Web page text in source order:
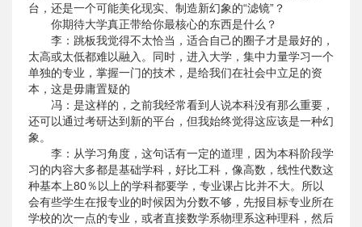
台，还是一个可能美化现实、制造新幻象的“滤镜”？
你期待大学真正带给你最核心的东西是什么？
李：跳板我觉得不太恰当，适合自己的圈子才是最好的，
太高或太低都难以融入。同时，进入大学，集中力量学习一个
单独的专业，掌握一门的技术，是给我们在社会中立足的资
本，这是毋庸置疑的
冯：是这样的，之前我经常看到人说本科没有那么重要，
还可以通过考研达到新的平台，但我始终觉得这应该是一种幻
象。
李：从学习角度，这句话有一定的道理，因为本科阶段学
习的内容大多都是基础学科，好比工科，像高数，线性代数这
种基本上80％以上的学科都要学，专业课占比并不大。所以
会有些学生在报专业的时候因为分数不够，先报目标专业所在
学校的次一点的专业，或者直接数学系物理系这种理科，然后